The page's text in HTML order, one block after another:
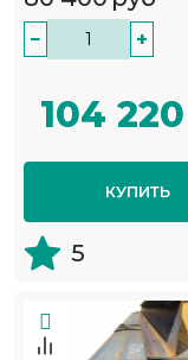
− +
104 220
КУПИТЬ
5